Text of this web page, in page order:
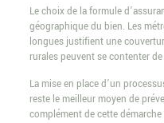
Le choix de la formule
géographique du bien. Les
longues justifient une
rurales peuvent se contenter
La mise en place d’un
reste le meilleur moyen de
complément de cette